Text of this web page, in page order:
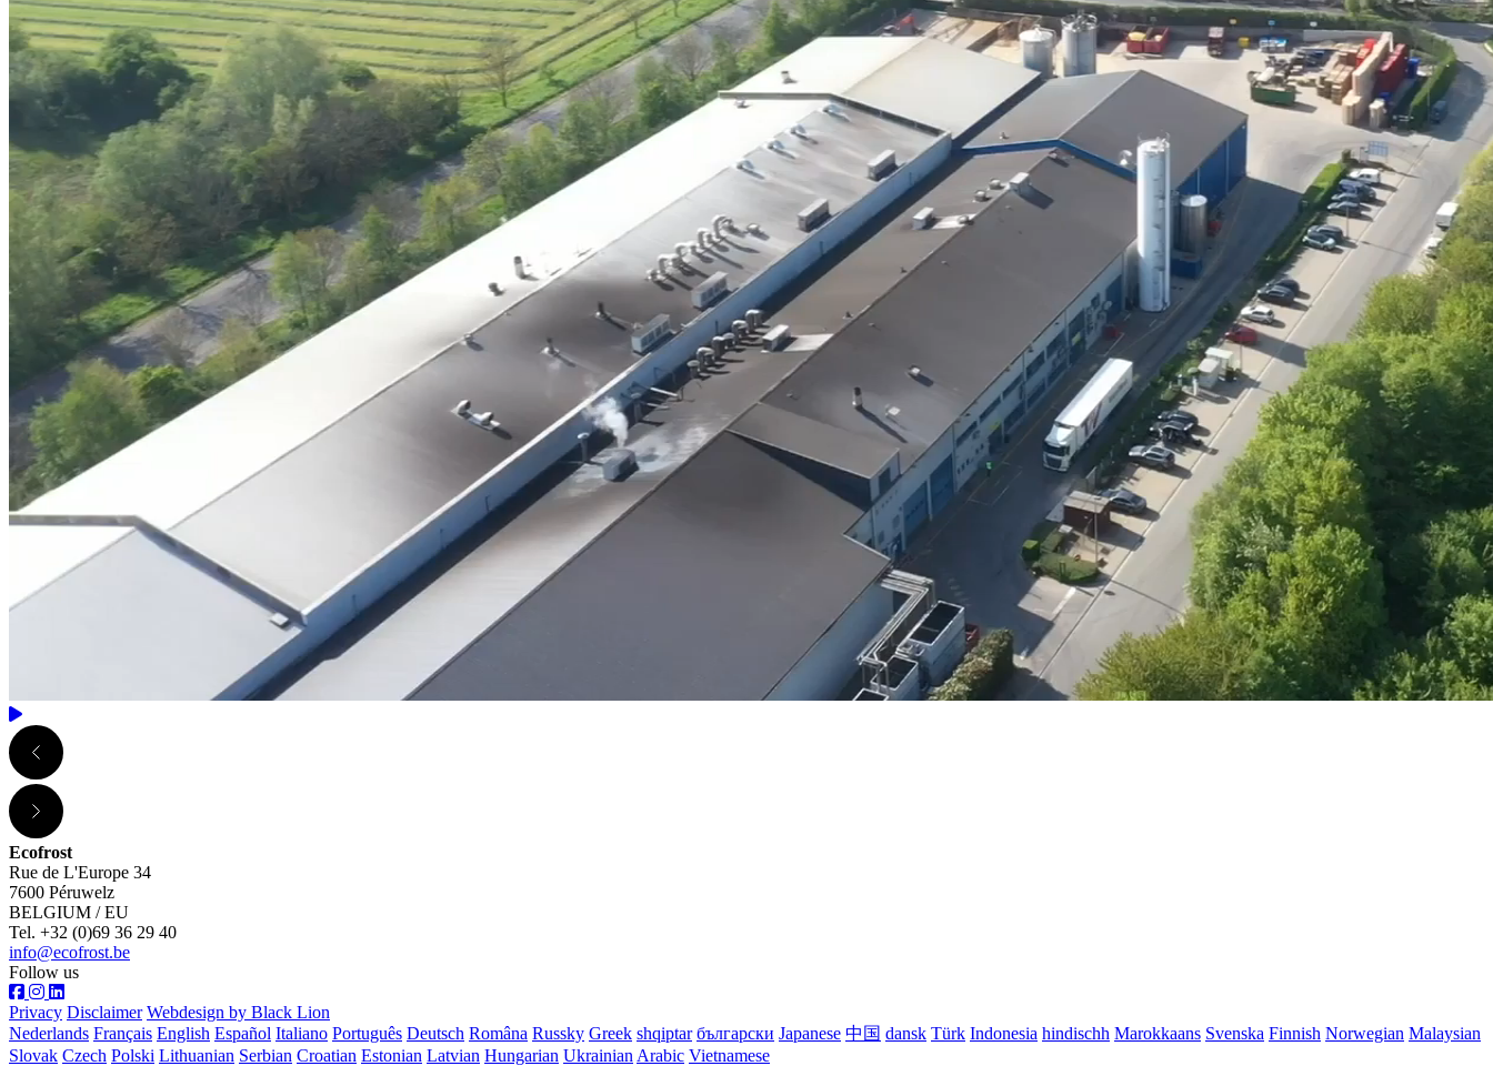
Ecofrost
Rue de L'Europe 34
7600 Péruwelz
BELGIUM / EU
Tel. +32 (0)69 36 29 40
info@ecofrost.be
Follow us
Privacy Disclaimer Webdesign by Black Lion
Nederlands Français English Español Italiano Português Deutsch Româna Russky Greek shqiptar български Japanese 中国 dansk Türk Indonesia hindischh Marokkaans Svenska Finnish Norwegian Malaysian
Slovak Czech Polski Lithuanian Serbian Croatian Estonian Latvian Hungarian Ukrainian Arabic Vietnamese